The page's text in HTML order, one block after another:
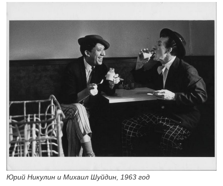
Юрий Никулин и Михаил Шуйдин, 1963 год